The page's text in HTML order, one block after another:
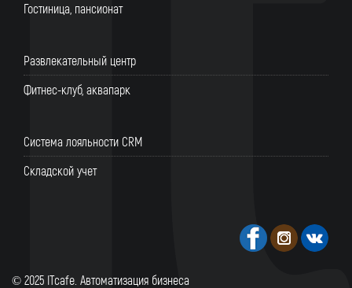
Гостиница, пансионат
Развлекательный центр
Фитнес-клуб, аквапарк
Система лояльности CRM
Складской учет
© 2025 ITcafe. Автоматизация бизнеса